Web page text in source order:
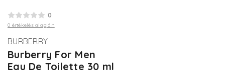
0
0 értékelés alapján
BURBERRY
Burberry For Men
Eau De Toilette 30 ml